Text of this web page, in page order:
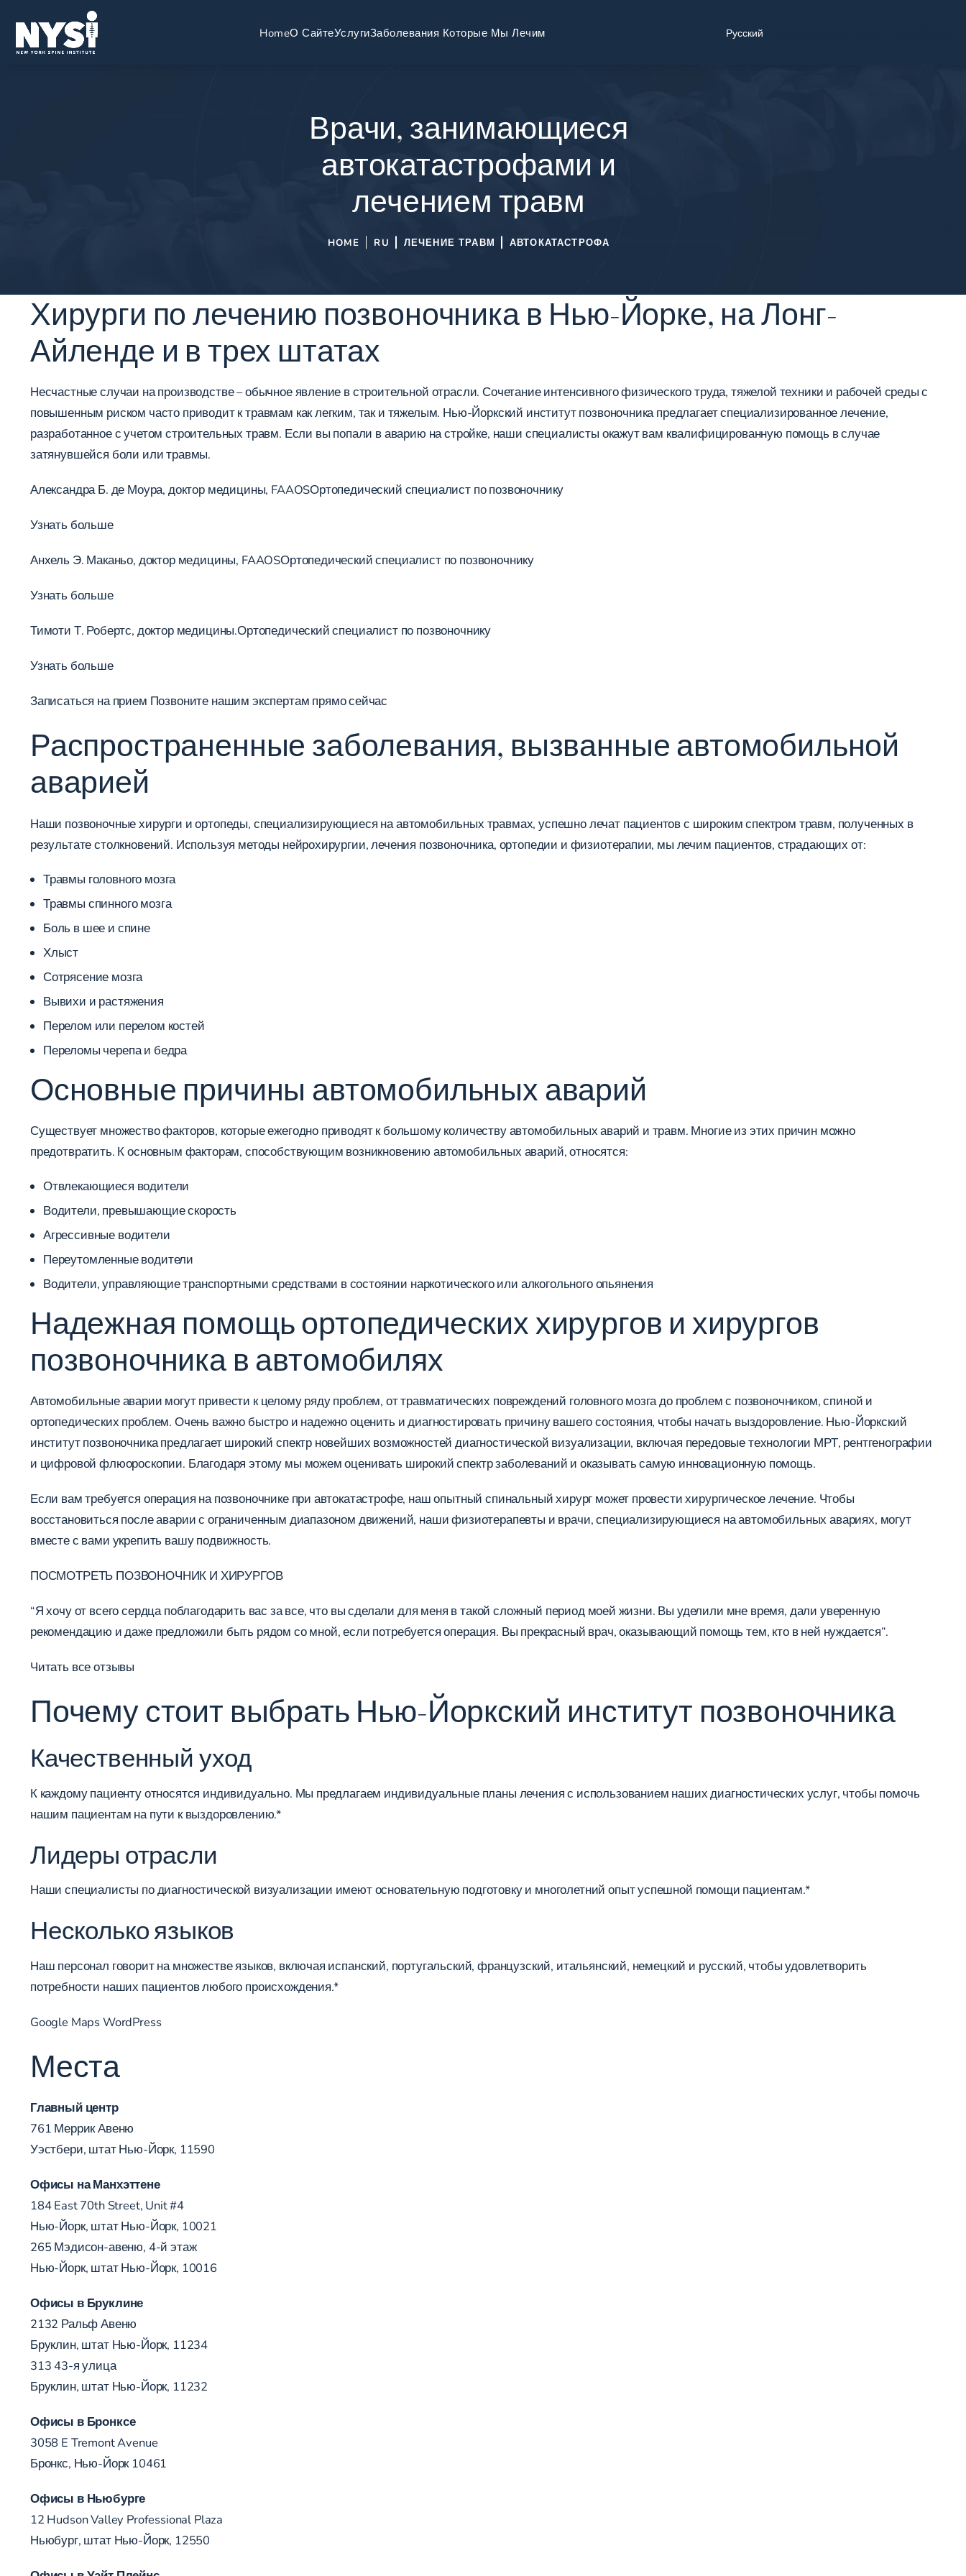
HomeО СайтеУслугиЗаболевания Которые Мы Лечим Русский
Врачи, занимающиеся
автокатастрофами и
лечением травм
HOME RU ЛЕЧЕНИЕ ТРАВМ АВТОКАТАСТРОФА
Хирурги по лечению позвоночника в Нью-Йорке, на Лонг-
Айленде и в трех штатах
Несчастные случаи на производстве – обычное явление в строительной отрасли. Сочетание интенсивного физического труда, тяжелой техники и рабочей среды с
повышенным риском часто приводит к травмам как легким, так и тяжелым. Нью-Йоркский институт позвоночника предлагает специализированное лечение,
разработанное с учетом строительных травм. Если вы попали в аварию на стройке, наши специалисты окажут вам квалифицированную помощь в случае
затянувшейся боли или травмы.
Александра Б. де Моура, доктор медицины, FAAOSОртопедический специалист по позвоночнику
Узнать больше
Анхель Э. Маканьо, доктор медицины, FAAOSОртопедический специалист по позвоночнику
Узнать больше
Тимоти Т. Робертс, доктор медицины.Ортопедический специалист по позвоночнику
Узнать больше
Записаться на прием Позвоните нашим экспертам прямо сейчас
Распространенные заболевания, вызванные автомобильной
аварией
Наши позвоночные хирурги и ортопеды, специализирующиеся на автомобильных травмах, успешно лечат пациентов с широким спектром травм, полученных в
результате столкновений. Используя методы нейрохирургии, лечения позвоночника, ортопедии и физиотерапии, мы лечим пациентов, страдающих от:
Травмы головного мозга
Травмы спинного мозга
Боль в шее и спине
Хлыст
Сотрясение мозга
Вывихи и растяжения
Перелом или перелом костей
Переломы черепа и бедра
Основные причины автомобильных аварий
Существует множество факторов, которые ежегодно приводят к большому количеству автомобильных аварий и травм. Многие из этих причин можно
предотвратить. К основным факторам, способствующим возникновению автомобильных аварий, относятся:
Отвлекающиеся водители
Водители, превышающие скорость
Агрессивные водители
Переутомленные водители
Водители, управляющие транспортными средствами в состоянии наркотического или алкогольного опьянения
Надежная помощь ортопедических хирургов и хирургов
позвоночника в автомобилях
Автомобильные аварии могут привести к целому ряду проблем, от травматических повреждений головного мозга до проблем с позвоночником, спиной и
ортопедических проблем. Очень важно быстро и надежно оценить и диагностировать причину вашего состояния, чтобы начать выздоровление. Нью-Йоркский
институт позвоночника предлагает широкий спектр новейших возможностей диагностической визуализации, включая передовые технологии МРТ, рентгенографии
и цифровой флюороскопии. Благодаря этому мы можем оценивать широкий спектр заболеваний и оказывать самую инновационную помощь.
Если вам требуется операция на позвоночнике при автокатастрофе, наш опытный спинальный хирург может провести хирургическое лечение. Чтобы
восстановиться после аварии с ограниченным диапазоном движений, наши физиотерапевты и врачи, специализирующиеся на автомобильных авариях, могут
вместе с вами укрепить вашу подвижность.
ПОСМОТРЕТЬ ПОЗВОНОЧНИК И ХИРУРГОВ
“Я хочу от всего сердца поблагодарить вас за все, что вы сделали для меня в такой сложный период моей жизни. Вы уделили мне время, дали уверенную
рекомендацию и даже предложили быть рядом со мной, если потребуется операция. Вы прекрасный врач, оказывающий помощь тем, кто в ней нуждается”.
Читать все отзывы
Почему стоит выбрать Нью-Йоркский институт позвоночника
Качественный уход
К каждому пациенту относятся индивидуально. Мы предлагаем индивидуальные планы лечения с использованием наших диагностических услуг, чтобы помочь
нашим пациентам на пути к выздоровлению.*
Лидеры отрасли
Наши специалисты по диагностической визуализации имеют основательную подготовку и многолетний опыт успешной помощи пациентам.*
Несколько языков
Наш персонал говорит на множестве языков, включая испанский, португальский, французский, итальянский, немецкий и русский, чтобы удовлетворить
потребности наших пациентов любого происхождения.*
Google Maps WordPress
Места
Главный центр
761 Меррик Авеню
Уэстбери, штат Нью-Йорк, 11590
Офисы на Манхэттене
184 East 70th Street, Unit #4
Нью-Йорк, штат Нью-Йорк, 10021
265 Мэдисон-авеню, 4-й этаж
Нью-Йорк, штат Нью-Йорк, 10016
Офисы в Бруклине
2132 Ральф Авеню
Бруклин, штат Нью-Йорк, 11234
313 43-я улица
Бруклин, штат Нью-Йорк, 11232
Офисы в Бронксе
3058 E Tremont Avenue
Бронкс, Нью-Йорк 10461
Офисы в Ньюбурге
12 Hudson Valley Professional Plaza
Ньюбург, штат Нью-Йорк, 12550